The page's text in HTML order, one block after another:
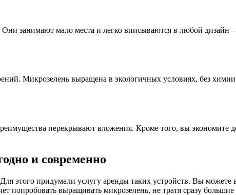
Они занимают мало места и легко вписываются в любой
Микрозелень выращена в экологичных условиях, без
перекрывают вложения. Кроме того, вы экономите
и современно
этого придумали услугу аренды таких устройств. Вы можете
попробовать выращивать микрозелень, не тратя сразу большие